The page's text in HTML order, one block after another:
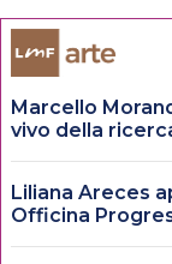
Marcello
vivo della
Liliana Areces
Officina